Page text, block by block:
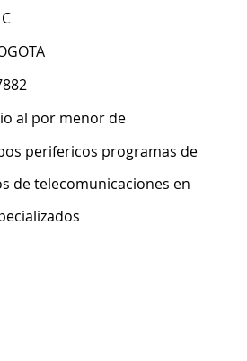
al por menor de
perifericos programas de
de telecomunicaciones en